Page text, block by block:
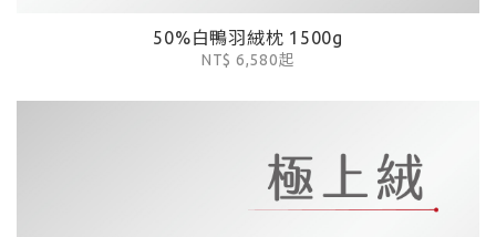
50%白鴨羽絨枕 1500g
NT$ 6,580起